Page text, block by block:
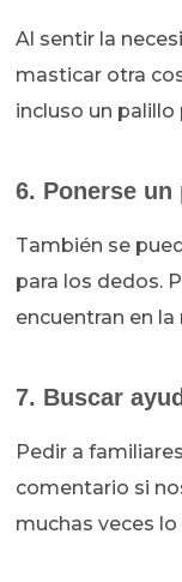
Al sentir la
masticar otra
incluso un
6. Ponerse
También se
para los dedos.
encuentran en
7. Buscar
Pedir a
comentario si
muchas veces